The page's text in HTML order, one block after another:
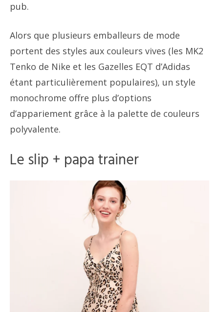
pub.
Alors que plusieurs emballeurs de mode
portent des styles aux couleurs vives (les MK2
Tenko de Nike et les Gazelles EQT d’Adidas
étant particulièrement populaires), un style
monochrome offre plus d’options
d’appariement grâce à la palette de couleurs
polyvalente.
Le slip + papa trainer